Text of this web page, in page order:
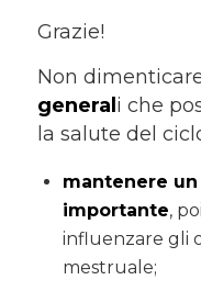
Grazie!
Non
general i che
la salute del
mantenere
importante,
influenzare gli
mestruale;